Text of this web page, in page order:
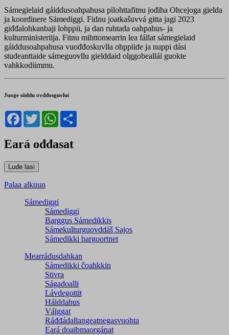
Sámegielaid gáiddusoahpahusa pilohttafitnu jođiha Ohcejoga gielda
ja koordinere Sámediggi. Fidnu joatkašuvvá gitta jagi 2023
giđđalohkanbaji lohppii, ja dan ruhtada oahpahus- ja
kulturministeriija. Fitnu mihttomearrin lea fállat sámegielaid
gáiddusoahpahusa vuođđoskuvlla ohppiide ja nuppi dási
studeanttaide sámeguovllu gielddaid olggobeallái guokte
vahkkodiimmu.
Juoge siiddu ovddosguvlui
Facebook
TwitterWhatsApp
Eará ođđasat
Palaa alkuun
Sámediggi
Sámediggi
Barggus Sámedikkis
Sámekulturguovddáš Sajos
Sámedikki bargoortnet
Mearrádusdahkan
Sámedikki čoahkkin
Stivra
Ságadoalli
Lávdegottit
Hálddahus
Válggat
Ráđđádallangeatnegas­vuohta
Eará doaibmaorgánat